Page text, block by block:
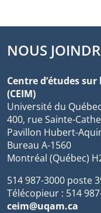
NOUS
Centre d’études
(CEIM)
Université du
400, rue Sainte-
Pavillon Hubert-
Bureau A-1560
Montréal (Québec)
514 987-3000 poste
Télécopieur : 514
ceim@uqam.ca